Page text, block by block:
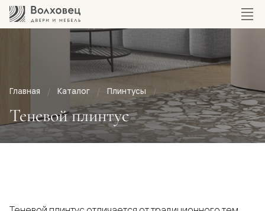
Главная Каталог Плинтусы
Теневой плинтус